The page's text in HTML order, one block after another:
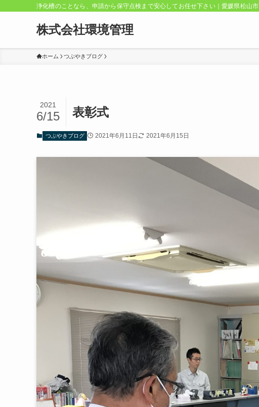
浄化槽のことなら、申請から保守点検まで安心してお任せ下さい｜愛媛県松山市
株式会社環境管理
ホーム つぶやきブログ
表彰式
2021
6/15
つぶやきブログ 2021年6月11日 2021年6月15日